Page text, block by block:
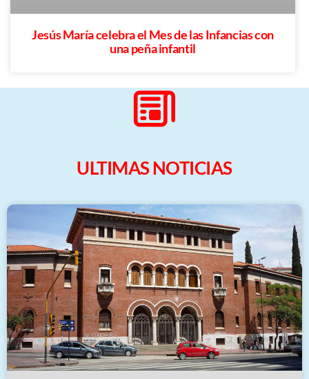
Jesús María celebra el Mes de las Infancias con
una peña infantil
ULTIMAS NOTICIAS